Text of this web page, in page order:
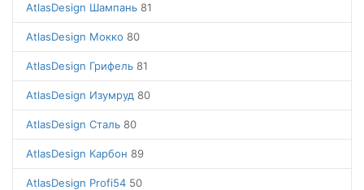
AtlasDesign Шампань 81
AtlasDesign Мокко 80
AtlasDesign Грифель 81
AtlasDesign Изумруд 80
AtlasDesign Сталь 80
AtlasDesign Карбон 89
AtlasDesign Profi54 50